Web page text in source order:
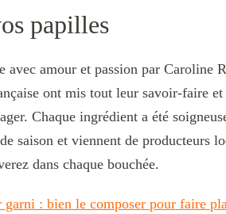
papilles
avec amour et passion par Caroline
ont mis tout leur savoir-faire
Chaque ingrédient a été
saison et viennent de producteurs
dans chaque bouchée.
garni : bien le composer pour faire